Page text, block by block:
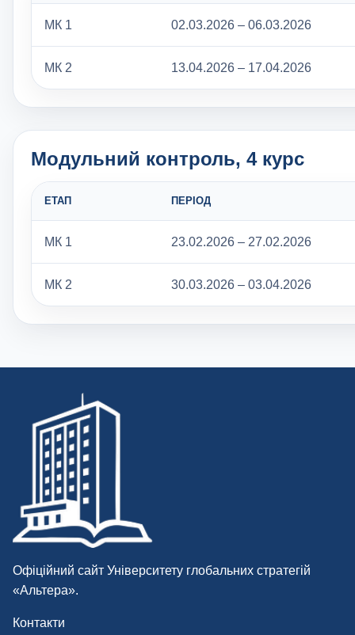
МК 1 02.03.2026 – 06.03.2026
МК 2 13.04.2026 – 17.04.2026
Модульний контроль, 4 курс
ЕТАП ПЕРІОД
МК 1 23.02.2026 – 27.02.2026
МК 2 30.03.2026 – 03.04.2026
Офіційний сайт Університету глобальних стратегій
«Альтера».
Контакти